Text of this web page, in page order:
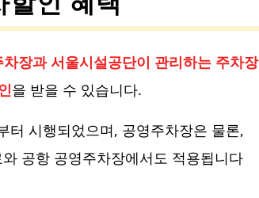
장과 서울시설공단이 관리하는 주차장
을 받을 수 있습니다.
터 시행되었으며, 공영주차장은 물론,
공항 공영주차장에서도 적용됩니다